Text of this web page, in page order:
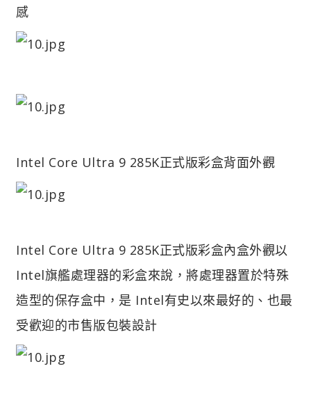
感
Intel Core Ultra 9 285K正式版彩盒背面外觀
Intel Core Ultra 9 285K正式版彩盒內盒外觀以
Intel旗艦處理器的彩盒來說，將處理器置於特殊
造型的保存盒中，是 Intel有史以來最好的、也最
受歡迎的市售版包裝設計